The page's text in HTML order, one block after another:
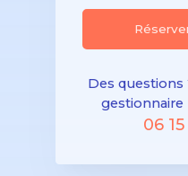
Des
gestionnaire
06